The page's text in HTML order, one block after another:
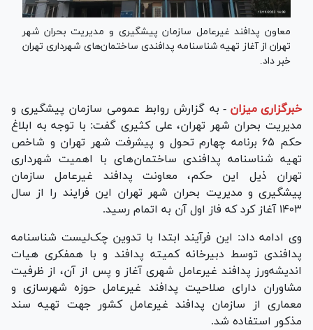
معاون پدافند غیرعامل سازمان پیشگیری و مدیریت بحران شهر
تهران از آغاز تهیه شناسنامه پدافندی ساختمان‌های شهرداری تهران
خبر داد.
خبرگزاری میزان - به گزارش روابط عمومی سازمان پیشگیری و
مدیریت بحران شهر تهران، علی کثیری گفت: با توجه به ابلاغ
حکم ۶۵ برنامه چهارم تحول و پیشرفت شهر تهران و شاخص
تهیه شناسنامه پدافندی ساختمان‌های با اهمیت شهرداری
تهران ذیل این حکم، معاونت پدافند غیرعامل سازمان
پیشگیری و مدیریت بحران شهر تهران این فرایند را از سال
۱۴۰۳ آغاز کرد که فاز اول آن به اتمام رسید.
وی ادامه داد: این فرآیند ابتدا با تدوین چک‌لیست شناسنامه
پدافندی توسط دبیرخانه کمیته پدافند و با همفکری هیات
اندیشه‌ورز پدافند غیرعامل شهری آغاز و پس از آن، از ظرفیت
مشاوران دارای صلاحیت پدافند غیرعامل حوزه شهرسازی و
معماری از سازمان پدافند غیرعامل کشور جهت تهیه سند
مذکور استفاده شد.